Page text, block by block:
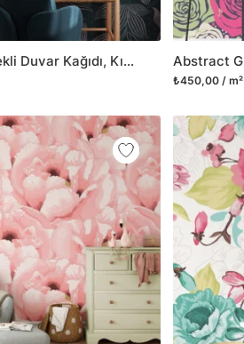
Abstract Çiçekli Duvar Kağıdı, Kış Çiçekleri Line Art 3D Duvar Posteri
₺450,00 / m²